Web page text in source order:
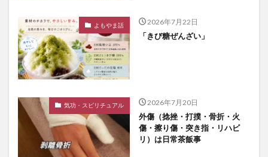
よもやま話 2026年7月22日
「きび糖ぜんざい」
気功・スピリチュアル 2026年7月20日
外傷（捻挫・打撲・骨折・火
傷・擦り傷・突き指・リハビ
リ）は日常茶飯事